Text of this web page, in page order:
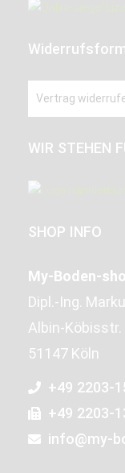
Vertrag
WIR STEHEN
SHOP INFO
My-Boden-
Dipl.-Ing.
Albin-Köbisstr.
51147 Köln
+49 2203-
+49 2203-
info@my-